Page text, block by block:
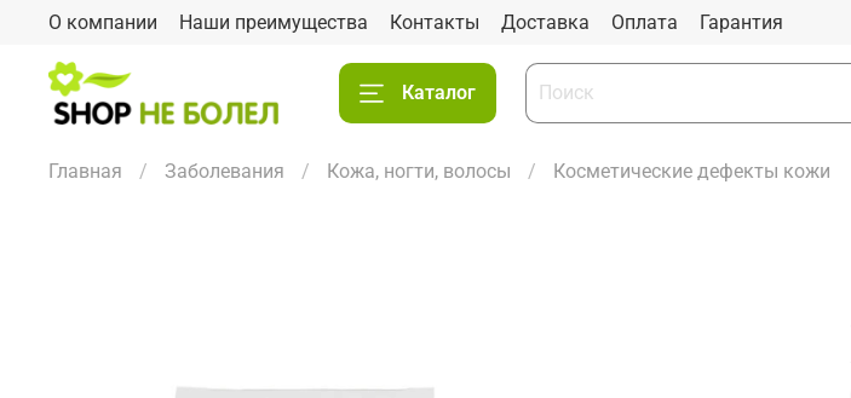
О компании Наши преимущества Контакты Доставка Оплата Гарантия
Каталог
Главная Заболевания Кожа, ногти, волосы Косметические дефекты кожи